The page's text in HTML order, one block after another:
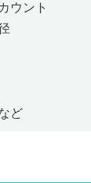
ウント
ど